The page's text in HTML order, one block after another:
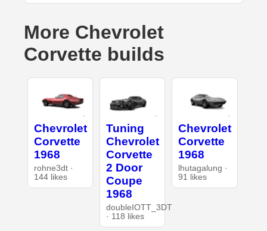
More Chevrolet
Corvette builds
Chevrolet
Corvette
1968
rohne3dt ·
144 likes
Tuning
Chevrolet
Corvette
2 Door
Coupe
1968
doubleIOTT_3DT
· 118 likes
Chevrolet
Corvette
1968
lhutagalung ·
91 likes